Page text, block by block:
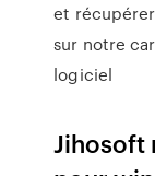
et
sur notre
logiciel
Jihosoft